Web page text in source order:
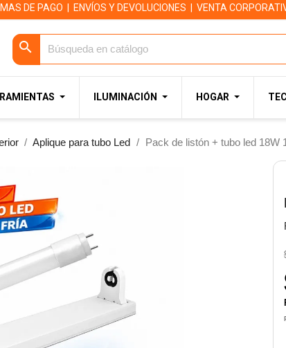
DE PAGO ENVÍOS Y DEVOLUCIONES VENTA
search
ILUMINACIÓN HOGAR
Aplique para tubo Led Pack de listón + tubo led 18W